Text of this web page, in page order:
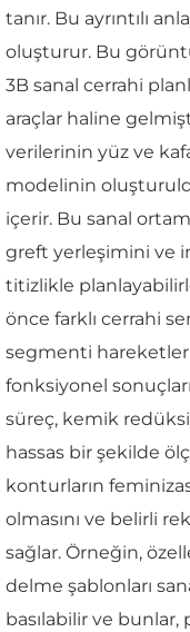
tanır. Bu ayrıntılı
oluşturur. Bu
3B sanal cerrahi
araçlar haline
verilerinin yüz ve
modelinin
içerir. Bu sanal
greft yerleşimini ve
titizlikle
önce farklı cerrahi
segmenti
fonksiyonel
süreç, kemik
hassas bir şekilde
konturların
olmasını ve belirli
sağlar. Örneğin,
delme şablonları
basılabilir ve